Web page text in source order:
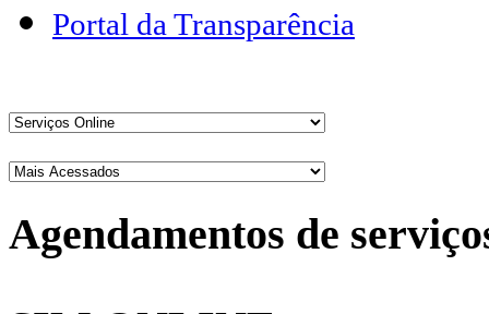
Portal da Transparência
Agendamentos de